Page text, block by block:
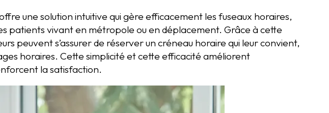
une solution intuitive qui gère efficacement les fuseaux horaires,
patients vivant en métropole ou en déplacement. Grâce à cette
peuvent s’assurer de réserver un créneau horaire qui leur convient,
horaires. Cette simplicité et cette efficacité améliorent
la satisfaction.